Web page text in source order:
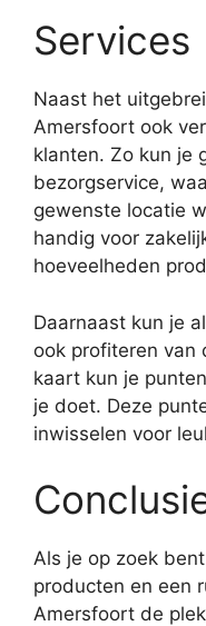
Services
Naast het
Amersfoort ook
klanten. Zo kun je
bezorgservice,
gewenste locatie
handig voor
hoeveelheden
Daarnaast kun je
ook profiteren van
kaart kun je
je doet. Deze
inwisselen voor
Als je op zoek
producten en een
Amersfoort de